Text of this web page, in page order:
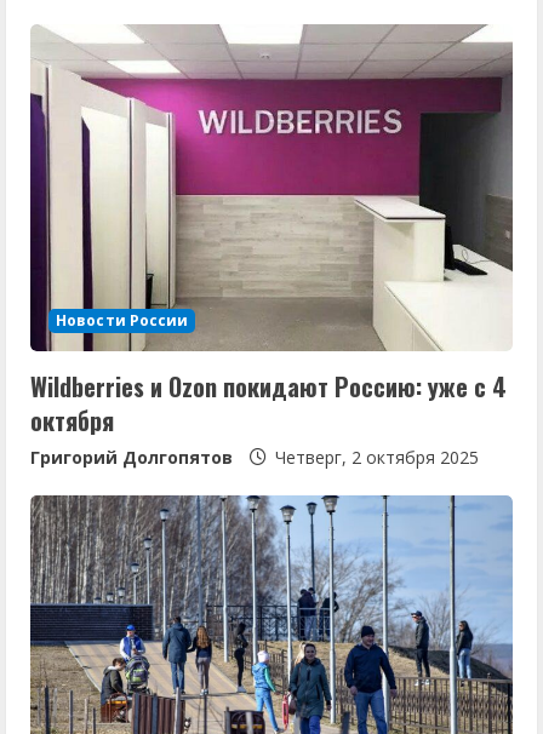
Новости России
Wildberries и Ozon покидают Россию: уже с 4
октября
Григорий Долгопятов Четверг, 2 октября 2025